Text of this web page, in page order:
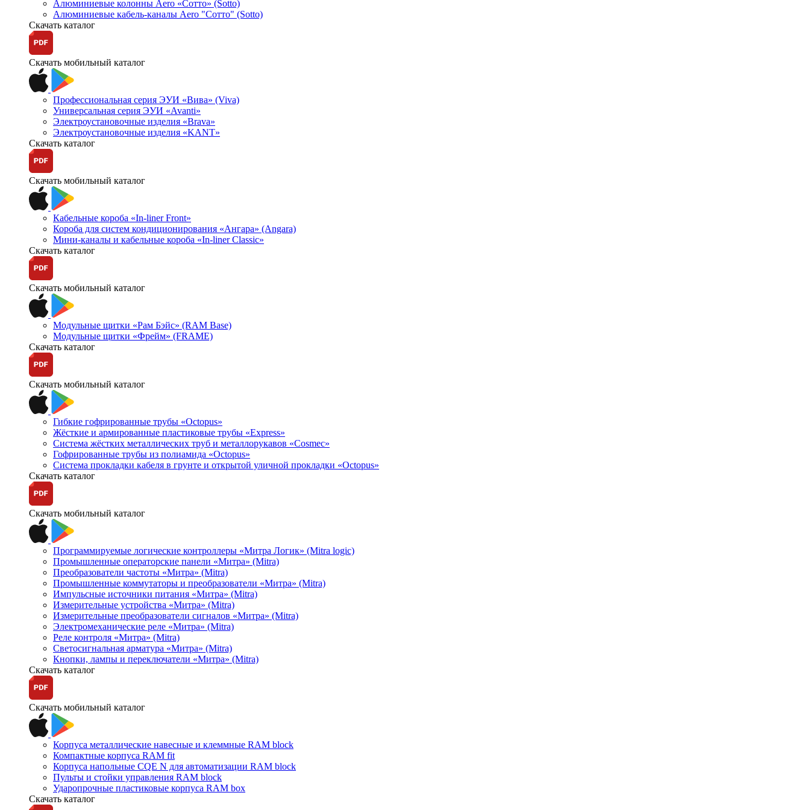
Алюминиевые колонны Aero «Сотто» (Sotto)
Алюминиевые кабель-каналы Aero "Сотто" (Sotto)
Скачать каталог
Скачать мобильный каталог
Профессиональная серия ЭУИ «Вива» (Viva)
Универсальная серия ЭУИ «Avanti»
Электроустановочные изделия «Brava»
Электроустановочные изделия «KANT»
Скачать каталог
Скачать мобильный каталог
Кабельные короба «In-liner Front»
Короба для систем кондиционирования «Ангара» (Angara)
Мини-каналы и кабельные короба «In-liner Classic»
Скачать каталог
Скачать мобильный каталог
Модульные щитки «Рам Бэйс» (RAM Base)
Модульные щитки «Фрейм» (FRAME)
Скачать каталог
Скачать мобильный каталог
Гибкие гофрированные трубы «Octopus»
Жёсткие и армированные пластиковые трубы «Express»
Система жёстких металлических труб и металлорукавов «Cosmec»
Гофрированные трубы из полиамида «Octopus»
Система прокладки кабеля в грунте и открытой уличной прокладки «Octopus»
Скачать каталог
Скачать мобильный каталог
Программируемые логические контроллеры «Митра Логик» (Mitra logic)
Промышленные операторские панели «Митра» (Mitra)
Преобразователи частоты «Митра» (Mitra)
Промышленные коммутаторы и преобразователи «Митра» (Mitra)
Импульсные источники питания «Митра» (Mitra)
Измерительные устройства «Митра» (Mitra)
Измерительные преобразователи сигналов «Митра» (Mitra)
Электромеханические реле «Митра» (Mitra)
Реле контроля «Митра» (Mitra)
Светосигнальная арматура «Митра» (Mitra)
Кнопки, лампы и переключатели «Митра» (Mitra)
Скачать каталог
Скачать мобильный каталог
Корпуса металлические навесные и клеммные RAM block
Компактные корпуса RAM fit
Корпуса напольные CQE N для автоматизации RAM block
Пульты и стойки управления RAM block
Ударопрочные пластиковые корпуса RAM box
Скачать каталог